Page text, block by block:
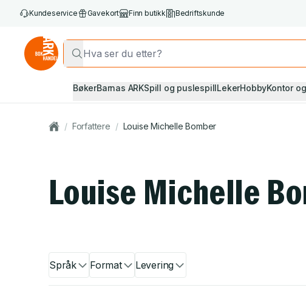
Kundeservice Gavekort Finn butikk Bedriftskunde
BøkerBarnas ARKSpill og puslespillLekerHobbyKontor
/ Forfattere / Louise Michelle Bomber
Louise Michelle
Språk Format Levering